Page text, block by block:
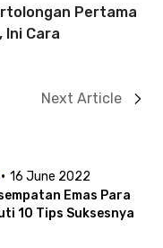
Pertama
Cara
Next Article
· 16 June 2022
Emas Para
10 Tips Suksesnya